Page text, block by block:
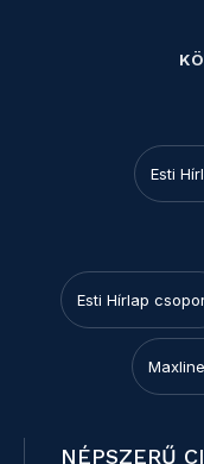
Esti
Esti Hírlap
NÉPSZERŰ